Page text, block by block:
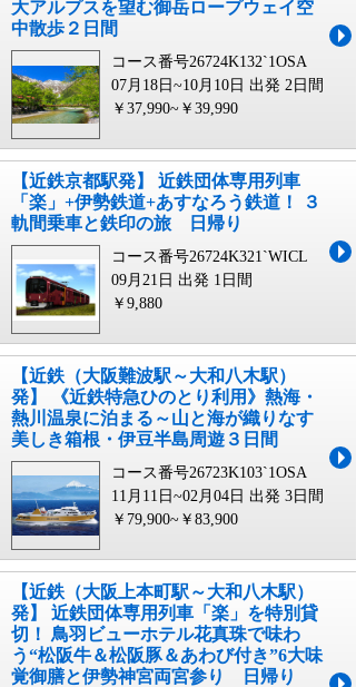
大アルプスを望む御岳ロープウェイ空
中散歩２日間
コース番号26724K132`1OSA
07月18日~10月10日 出発 2日間
￥37,990~￥39,990
【近鉄京都駅発】 近鉄団体専用列⾞
「楽」+伊勢鉄道+あすなろう鉄道！ ３
軌間乗車と鉄印の旅 日帰り
コース番号26724K321`WICL
09月21日 出発 1日間
￥9,880
【近鉄（大阪難波駅～大和八木駅）
発】 《近鉄特急ひのとり利用》熱海・
熱川温泉に泊まる～山と海が織りなす
美しき箱根・伊豆半島周遊３日間
コース番号26723K103`1OSA
11月11日~02月04日 出発 3日間
￥79,900~￥83,900
【近鉄（大阪上本町駅～大和八木駅）
発】 近鉄団体専用列⾞「楽」を特別貸
切！ 鳥羽ビューホテル花真珠で味わ
う“松阪牛＆松阪豚＆あわび付き”6大味
覚御膳と伊勢神宮両宮参り ⽇帰り